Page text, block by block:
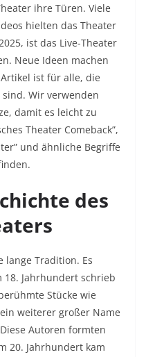
ihre Türen. Viele
hielten das Theater
ist das Live-Theater
Neue Ideen machen
ist für alle, die
Wir verwenden
damit es leicht zu
Theater Comeback”,
und ähnliche Begriffe
des
lange Tradition. Es
18. Jahrhundert schrieb
Stücke wie
weiterer großer Name
Autoren formten
20. Jahrhundert kam